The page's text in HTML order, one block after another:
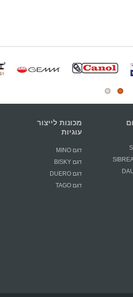
מכונות לייצור
עוגיות
דגם MINO
דגם BISKY
דגם DUERO
דגם TAGO